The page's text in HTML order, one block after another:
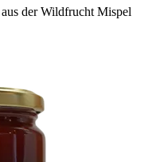
der Wildfrucht Mispel